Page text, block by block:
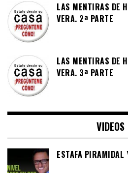
LAS MENTIRAS DE
VERA. 2ª PARTE
LAS MENTIRAS DE
VERA. 3ª PARTE
VIDEOS
ESTAFA PIRAMIDAL